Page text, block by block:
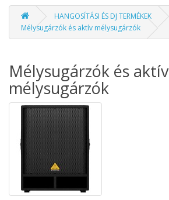
HANGOSÍTÁSI ÉS DJ TERMÉKEK
Mélysugárzók és aktív mélysugárzók
Mélysugárzók és aktív
mélysugárzók